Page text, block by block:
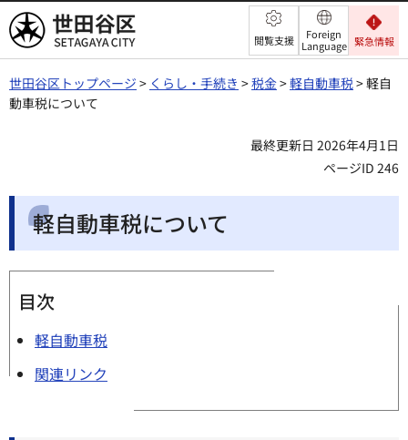
世田谷区 閲覧支援
Foreign
Language 緊急情報
世田谷区トップページ > くらし・手続き >税金>軽自動車税> 軽自
動車税について
最終更新日 2026年4月1日
ページID 246
軽自動車税について
目次
軽自動車税
関連リンク